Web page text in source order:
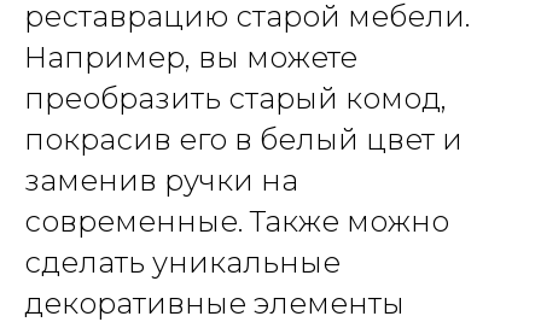
реставрацию старой мебели.
Например, вы можете
преобразить старый комод,
покрасив его в белый цвет и
заменив ручки на
современные. Также можно
сделать уникальные
декоративные элементы